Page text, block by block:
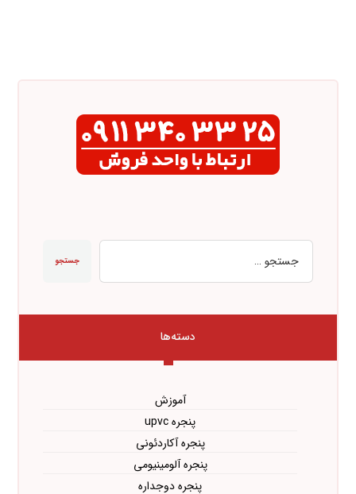
جستجو
دسته‌ها
آموزش
پنجره upvc
پنجره آکاردئونی
پنجره آلومینیومی
پنجره دوجداره